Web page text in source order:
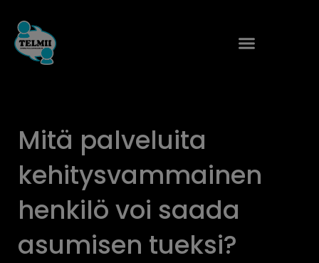
sisältöön
Mitä palveluita
kehitysvammainen
henkilö voi saada
asumisen tueksi?